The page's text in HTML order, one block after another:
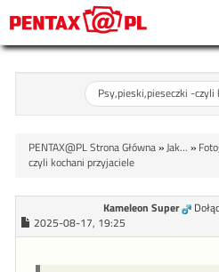
Psy,pieski,pieseczki -czyli
PENTAX@PL Strona Główna»Jak... »
czyli kochani przyjaciele
Kameleon Super
2025-08-17, 19:25